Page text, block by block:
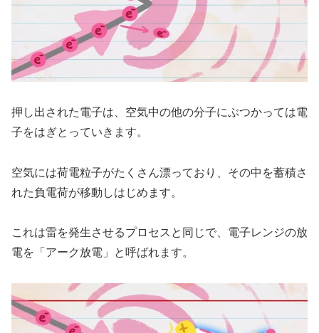
押し出された電子は、空気中の他の分子にぶつかっては電
子をはぎとっていきます。
空気には荷電粒子がたくさん漂っており、その中を蓄積さ
れた負電荷が移動しはじめます。
これは雷を発生させるプロセスと同じで、電子レンジの放
電を「アーク放電」と呼ばれます。